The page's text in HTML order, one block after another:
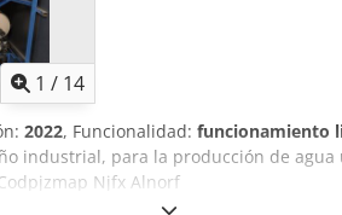
1 / 14
2022, Funcionalidad: funcionamiento
industrial, para la producción de
Njfx Alnorf